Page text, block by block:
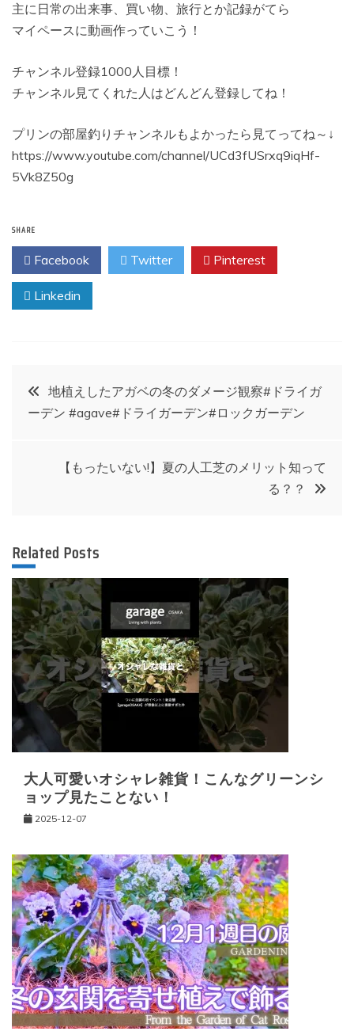
主に日常の出来事、買い物、旅行とか記録がてら
マイペースに動画作っていこう！
チャンネル登録1000人目標！
チャンネル見てくれた人はどんどん登録してね！
プリンの部屋釣りチャンネルもよかったら見てってね～↓
https://www.youtube.com/channel/UCd3fUSrxq9iqHf-
5Vk8Z50g
SHARE
Facebook Twitter Pinterest
Linkedin
投
ゲ
ー
シ
ョ
ン
地植えしたアガベの冬のダメージ観察#ドライガ
ーデン #agave#ドライガーデン#ロックガーデン
【もったいない!】夏の人工芝のメリット知って
る？？
Related Posts
大人可愛いオシャレ雑貨！こんなグリーンシ
ョップ見たことない！
2025-12-07